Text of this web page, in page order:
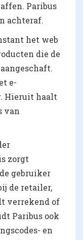
Paribus
achteraf.
het web
die de
e-
Hieruit haalt
van
zorgt
gebruiker
de retailer,
verrekend of
Paribus ook
en